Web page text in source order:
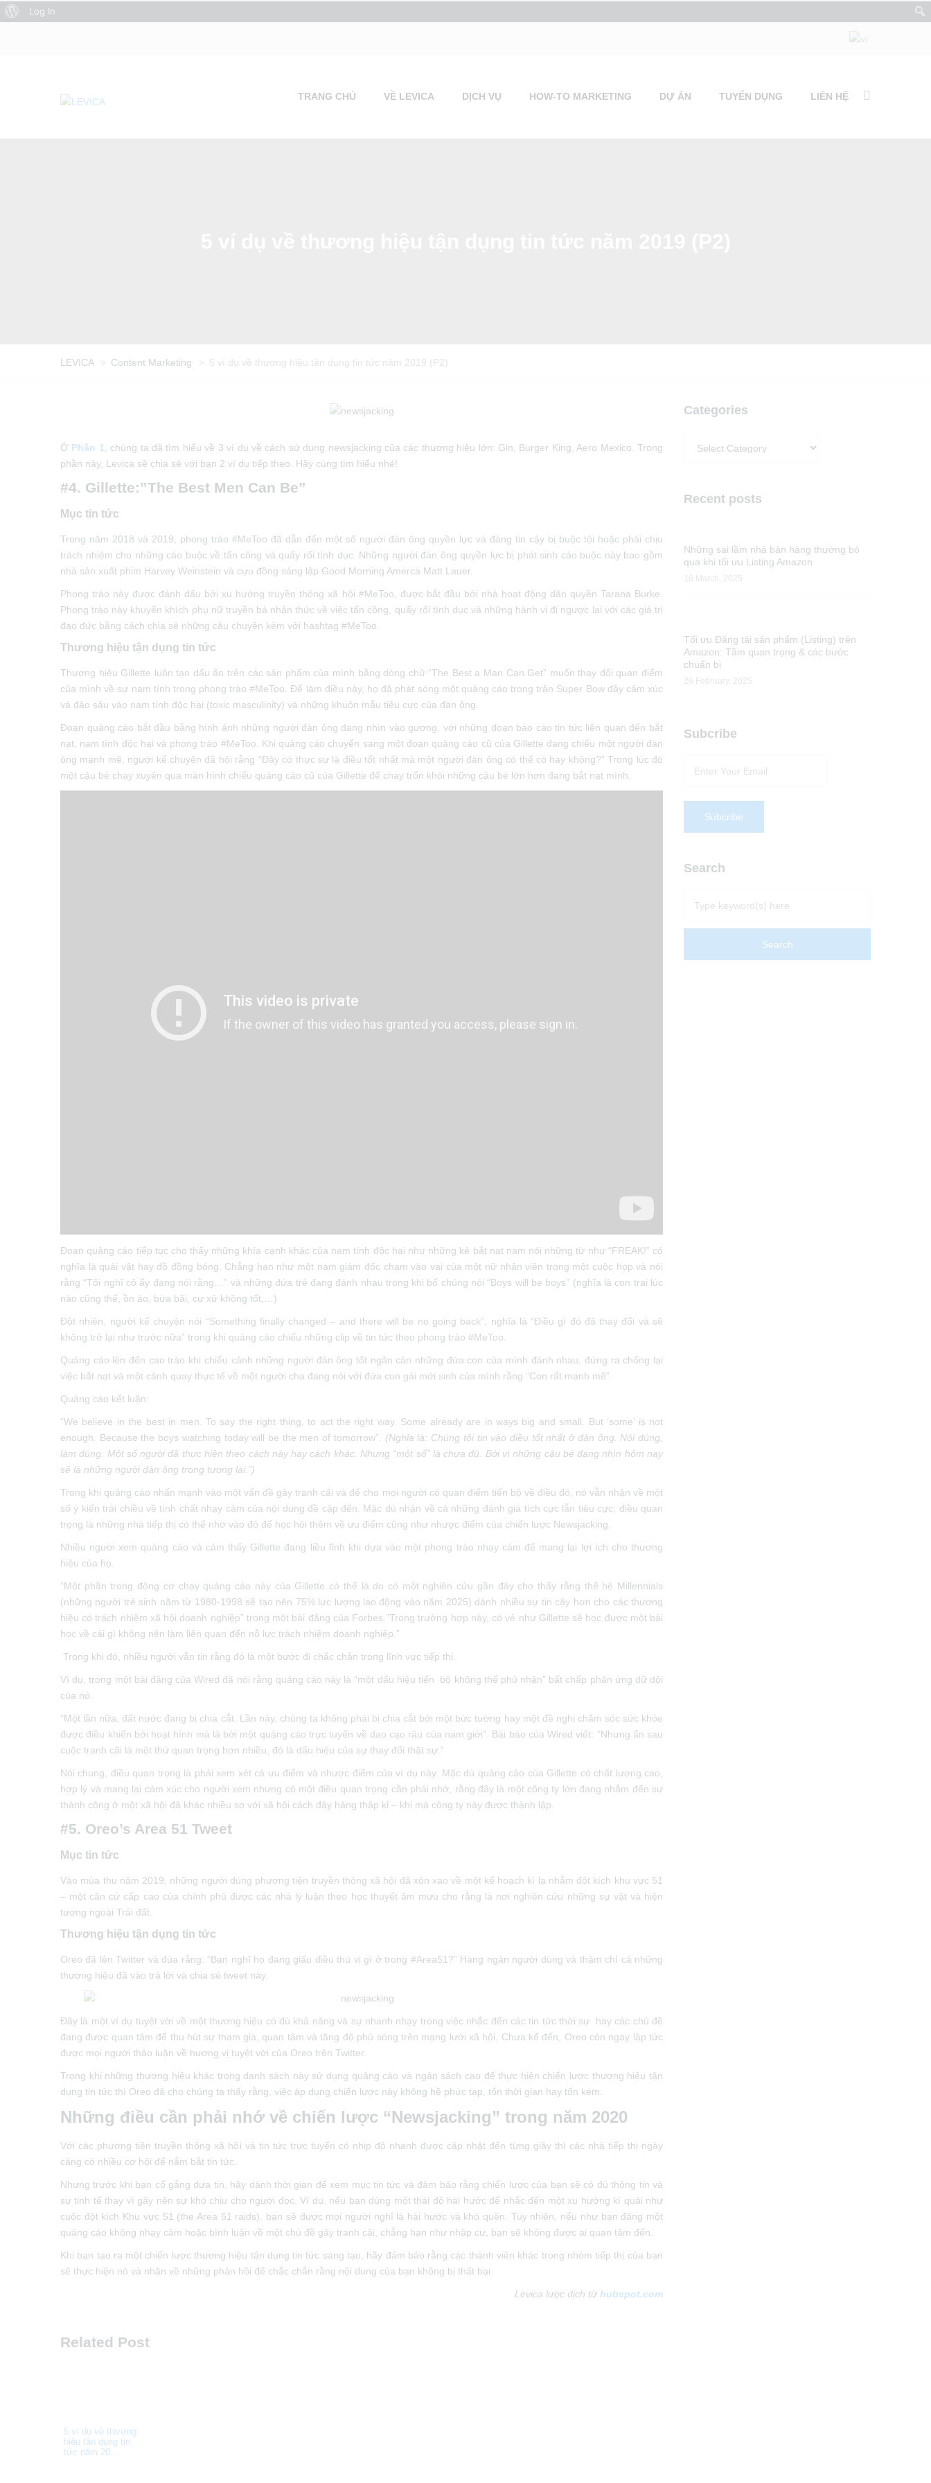
TRANG CHỦ VỀ LEVICA DỊCH VỤ HOW-TO MARKETING DỰ ÁN TUYỂN DỤNG LIÊN HỆ
LEVICA > Content Marketing > 5 ví dụ về thương hiệu tận dụng tin tức năm 2019 (P2)
Ở Phần 1
, chúng ta đã tìm hiểu về 3 ví dụ về cách sử dụng newsjacking của các thương hiệu lớn: Gin, Burger King, Aero Mexico. Trong
phần này, Levica sẽ chia sẻ với bạn 2 ví dụ tiếp theo. Hãy cùng tìm hiểu nhé!
#4. Gillette:”The Best Men Can Be”
Mục tin tức
Trong năm 2018 và 2019, phong trào #MeToo đã dẫn đến một số người đàn ông quyền lực và đáng tin cậy bị buộc tội hoặc phải chịu
trách nhiệm cho những cáo buộc về tấn công và quấy rối tình dục. Những người đàn ông quyền lực bị phát sinh cáo buộc này bao gồm
nhà sản xuất phim Harvey Weinstein và cựu đồng sáng lập Good Morning Amerca Matt Lauer.
Phong trào này được đánh dấu bởi xu hướng truyền thông xã hội #MeToo, được bắt đầu bởi nhà hoạt động dân quyền Tarana Burke.
Phong trào này khuyến khích phụ nữ truyền bá nhận thức về việc tấn công, quấy rối tình dục và những hành vi đi ngược lại với các giá trị
đạo đức bằng cách chia sẻ những câu chuyện kèm với hashtag #MeToo.
Thương hiệu tận dụng tin tức
Thương hiệu Gillette luôn tạo dấu ấn trên các sản phẩm của mình bằng dòng chữ “The Best a Man Can Get” muốn thay đổi quan điểm
của mình về sự nam tính trong phong trào #MeToo. Để làm điều này, họ đã phát sóng một quảng cáo trong trận Super Bow đầy cảm xúc
và đào sâu vào nam tính độc hại (toxic masculinity) và những khuôn mẫu tiêu cực của đàn ông.
Đoạn quảng cáo bắt đầu bằng hình ảnh những người đàn ông đang nhìn vào gương, với những đoạn báo cáo tin tức liên quan đến bắt
nạt, nam tính độc hại và phong trào #MeToo. Khi quảng cáo chuyển sang một đoạn quảng cáo cũ của Gillette đang chiếu một người đàn
ông mạnh mẽ, người kể chuyện đã hỏi rằng “Đây có thực sự là điều tốt nhất mà một người đàn ông có thể có hay không?” Trong lúc đó
một cậu bé chạy xuyên qua màn hình chiếu quảng cáo cũ của Gillette để chạy trốn khỏi những cậu bé lớn hơn đang bắt nạt mình.
Đoạn quảng cáo tiếp tục cho thấy những khía cạnh khác của nam tính độc hại như những kẻ bắt nạt nam nói những từ như “FREAK!” có
nghĩa là quái vật hay đồ đồng bóng. Chẳng hạn như một nam giám đốc chạm vào vai của một nữ nhân viên trong một cuộc họp và nói
rằng “Tôi nghĩ cô ấy đang nói rằng…” và những đứa trẻ đang đánh nhau trong khi bố chúng nói “Boys will be boys” (nghĩa là con trai lúc
nào cũng thế, ồn ào, bừa bãi, cư xử không tốt,…)
Đột nhiên, người kể chuyện nói “Something finally changed – and there will be no going back”, nghĩa là “Điều gì đó đã thay đổi và sẽ
không trở lại như trước nữa” trong khi quảng cáo chiếu những clip về tin tức theo phong trào #MeToo.
Quảng cáo lên đến cao trào khi chiếu cảnh những người đàn ông tốt ngăn cản những đứa con của mình đánh nhau, đứng ra chống lại
việc bắt nạt và một cảnh quay thực tế về một người cha đang nói với đứa con gái mới sinh của mình rằng “Con rất mạnh mẽ”.
Quảng cáo kết luận:
“We believe in the best in men. To say the right thing, to act the right way. Some already are in ways big and small. But ‘some’ is not
enough. Because the boys watching today will be the men of tomorrow”. (Nghĩa là: Chúng tôi tin vào điều tốt nhất ở đàn ông. Nói đúng,
làm đúng. Một số người đã thực hiện theo cách này hay cách khác. Nhưng “một số” là chưa đủ. Bởi vì những cậu bé đang nhìn hôm nay
sẽ là những người đàn ông trong tương lai.”)
Trong khi quảng cáo nhấn mạnh vào một vấn đề gây tranh cãi và để cho mọi người có quan điểm tiến bộ về điều đó, nó vẫn nhận về một
số ý kiến trái chiều về tính chất nhạy cảm của nội dung đề cập đến. Mặc dù nhận về cả những đánh giá tích cực lẫn tiêu cực, điều quan
trọng là những nhà tiếp thị có thể nhờ vào đó để học hỏi thêm về ưu điểm cũng như nhược điểm của chiến lược Newsjacking.
Nhiều người xem quảng cáo và cảm thấy Gillette đang liều lĩnh khi dựa vào một phong trào nhạy cảm để mang lại lợi ích cho thương
hiệu của họ.
“Một phần trong động cơ chạy quảng cáo này của Gillette có thể là do có một nghiên cứu gần đây cho thấy rằng thế hệ Millennials
(những người trẻ sinh năm từ 1980-1998 sẽ tạo nên 75% lực lượng lao động vào năm 2025) dành nhiều sự tin cậy hơn cho các thương
hiệu có trách nhiệm xã hội doanh nghiệp” trong một bài đăng của Forbes.”Trong trường hợp này, có vẻ như Gillette sẽ học được một bài
học về cái gì không nên làm liên quan đến nỗ lực trách nhiệm doanh nghiệp.”
Trong khi đó, nhiều người vẫn tin rằng đó là một bước đi chắc chắn trong lĩnh vực tiếp thị.
Ví dụ, trong một bài đăng của Wired đã nói rằng quảng cáo này là “một dấu hiệu tiến bộ không thể phủ nhận” bất chấp phản ứng dữ dội
của nó.
“Một lần nữa, đất nước đang bị chia cắt. Lần này, chúng ta không phải bị chia cắt bởi một bức tường hay một đề nghị chăm sóc sức khỏe
được điều khiển bởi hoạt hình mà là bởi một quảng cáo trực tuyến về dao cạo râu của nam giới”. Bài báo của Wired viết: “Nhưng ẩn sau
cuộc tranh cãi là một thứ quan trọng hơn nhiều, đó là dấu hiệu của sự thay đổi thật sự.”
Nói chung, điều quan trọng là phải xem xét cả ưu điểm và nhược điểm của ví dụ này. Mặc dù quảng cáo của Gillette có chất lượng cao,
hợp lý và mang lại cảm xúc cho người xem nhưng có một điều quan trọng cần phải nhớ, rằng đây là một công ty lớn đang nhắm đến sự
thành công ở một xã hội đã khác nhiều so với xã hội cách đây hàng thập kỉ – khi mà công ty này được thành lập.
#5. Oreo’s Area 51 Tweet
Mục tin tức
Vào mùa thu năm 2019, những người dùng phương tiện truyền thông xã hội đã xôn xao về một kế hoạch kì lạ nhằm đột kích khu vực 51
– một căn cứ cấp cao của chính phủ được các nhà lý luận theo học thuyết âm mưu cho rằng là nơi nghiên cứu những sự vật và hiện
tượng ngoài Trái đất.
Thương hiệu tận dụng tin tức
Oreo đã lên Twitter và đùa rằng: “Bạn nghĩ họ đang giấu điều thú vị gì ở trong #Area51?” Hàng ngàn người dùng và thậm chí cả những
thương hiệu đã vào trả lời và chia sẻ tweet này.
Đây là một ví dụ tuyệt vời về một thương hiệu có đủ khả năng và sự nhanh nhạy trong việc nhắc đến các tin tức thời sự hay các chủ đề
đang được quan tâm để thu hút sự tham gia, quan tâm và tăng độ phủ sóng trên mạng lưới xã hội. Chưa kể đến, Oreo còn ngay lập tức
được mọi người thảo luận về hương vị tuyệt vời của Oreo trên Twitter.
Trong khi những thương hiệu khác trong danh sách này sử dụng quảng cáo và ngân sách cao để thực hiện chiến lược thương hiệu tận
dụng tin tức thì Oreo đã cho chúng ta thấy rằng, việc áp dụng chiến lược này không hề phức tạp, tốn thời gian hay tốn kém.
Những điều cần phải nhớ về chiến lược “Newsjacking” trong năm 2020
Với các phương tiện truyền thông xã hội và tin tức trực tuyến có nhịp độ nhanh được cập nhật đến từng giây thì các nhà tiếp thị ngày
càng có nhiều cơ hội để nắm bắt tin tức.
Nhưng trước khi bạn cố gắng đưa tin, hãy dành thời gian để xem mục tin tức và đảm bảo rằng chiến lược của bạn sẽ có đủ thông tin và
sự tinh tế thay vì gây nên sự khó chịu cho người đọc. Ví dụ, nếu bạn dùng một thái độ hài hước để nhắc đến một xu hướng kì quái như
cuộc đột kích Khu vực 51 (the Area 51 raids), bạn sẽ được mọi người nghĩ là hài hước và khó quên. Tuy nhiên, nếu như bạn đăng một
quảng cáo không nhạy cảm hoặc bình luận về một chủ đề gây tranh cãi, chẳng hạn như nhập cư, bạn sẽ không được ai quan tâm đến.
Khi bạn tạo ra một chiến lược thương hiệu tận dụng tin tức sáng tạo, hãy đảm bảo rằng các thành viên khác trong nhóm tiếp thị của bạn
sẽ thực hiện nó và nhận về những phản hồi để chắc chắn rằng nội dung của bạn không bị thất bại.
Levica lược dịch từ hubspot.com
Related Post
5 ví dụ về thương
hiệu tận dụng tin
tức năm 20...
Categories
Recent posts
Những sai lầm nhà bán hàng thường bỏ
qua khi tối ưu Listing Amazon
18 March, 2025
Tối ưu Đăng tải sản phẩm (Listing) trên
Amazon: Tầm quan trọng & các bước
chuẩn bị
26 February, 2025
Subcribe
Search
About
Log In